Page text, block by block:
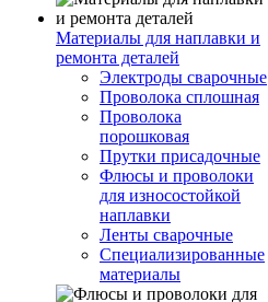
Материалы для наплавки и
ремонта деталей
Электроды сварочные
Проволока сплошная
Проволока
порошковая
Прутки присадочные
Флюсы и проволоки
для износостойкой
наплавки
Ленты сварочные
Специализированные
материалы